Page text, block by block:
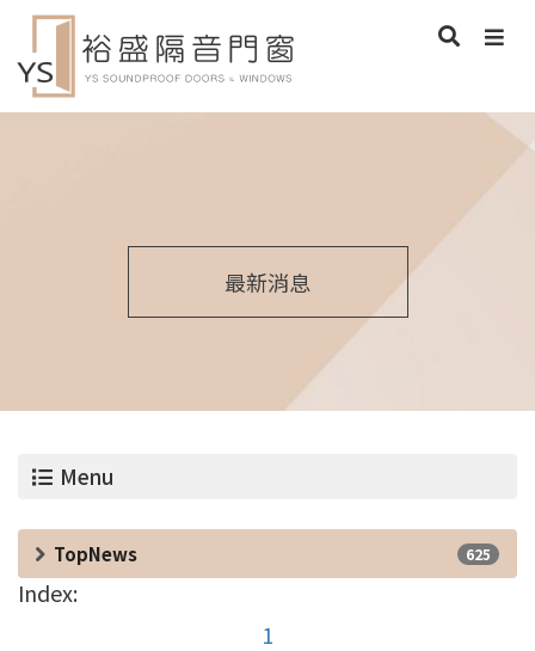
最新消息
Menu
TopNews 625
Index:
1